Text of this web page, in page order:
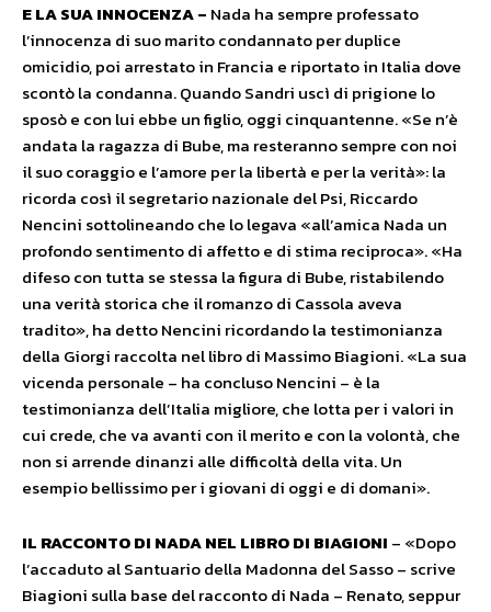
E LA SUA INNOCENZA – Nada ha sempre professato
l’innocenza di suo marito condannato per duplice
omicidio, poi arrestato in Francia e riportato in Italia dove
scontò la condanna. Quando Sandri uscì di prigione lo
sposò e con lui ebbe un figlio, oggi cinquantenne. «Se n’è
andata la ragazza di Bube, ma resteranno sempre con noi
il suo coraggio e l’amore per la libertà e per la verità»: la
ricorda così il segretario nazionale del Psi, Riccardo
Nencini sottolineando che lo legava «all’amica Nada un
profondo sentimento di affetto e di stima reciproca». «Ha
difeso con tutta se stessa la figura di Bube, ristabilendo
una verità storica che il romanzo di Cassola aveva
tradito», ha detto Nencini ricordando la testimonianza
della Giorgi raccolta nel libro di Massimo Biagioni. «La sua
vicenda personale – ha concluso Nencini – è la
testimonianza dell’Italia migliore, che lotta per i valori in
cui crede, che va avanti con il merito e con la volontà, che
non si arrende dinanzi alle difficoltà della vita. Un
esempio bellissimo per i giovani di oggi e di domani».
IL RACCONTO DI NADA NEL LIBRO DI BIAGIONI – «Dopo
l’accaduto al Santuario della Madonna del Sasso – scrive
Biagioni sulla base del racconto di Nada – Renato, seppur